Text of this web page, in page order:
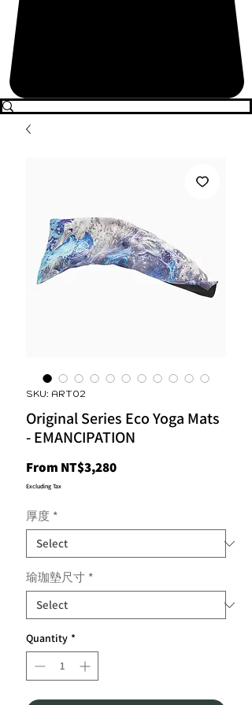
SKU: ART02
Original Series Eco Yoga Mats
- EMANCIPATION
From NT$3,280Sale
Excluding Tax
厚度 *
瑜珈墊尺寸 *
Quantity *